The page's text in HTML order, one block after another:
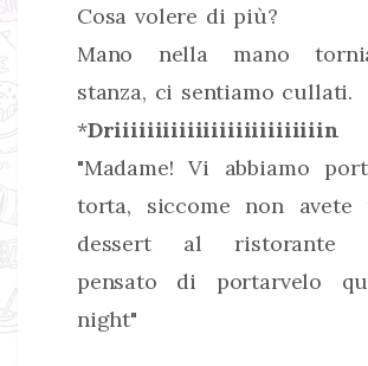
Cosa volere di più?
Mano nella mano
stanza, ci sentiamo cullati.
*Driiiiiiiiiiiiiiiiiiiiiiiiiin
"Madame! Vi abbiamo
torta, siccome non avete
dessert al ristorante
pensato di portarvelo
night"